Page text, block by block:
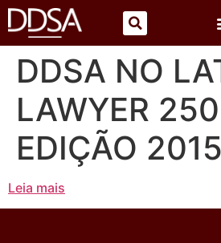
DDSA NO
LAWYER
EDIÇÃO 2015
Leia mais